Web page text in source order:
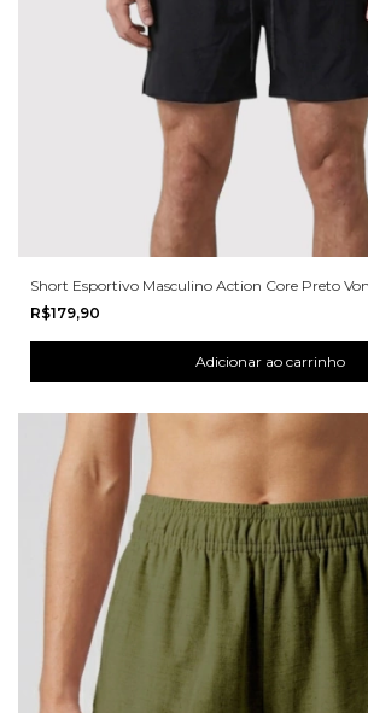
Short Esportivo Masculino Action Core Preto
R$179,90